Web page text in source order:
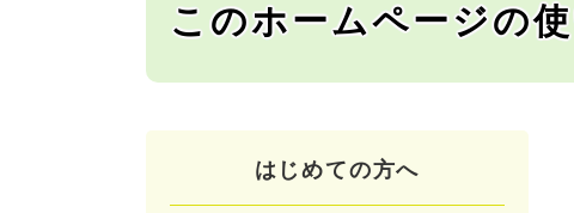
このホームページの
はじめての方へ